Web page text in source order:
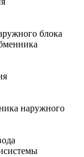
блока
наружного